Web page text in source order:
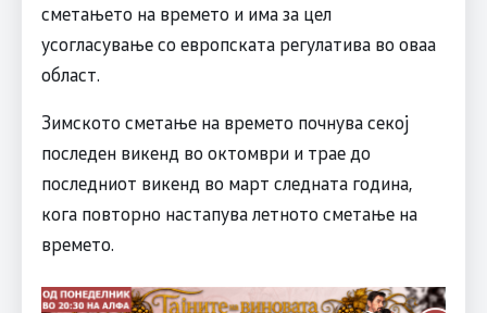
сметањето на времето и има за цел
усогласување со европската регулатива во оваа
област.
Зимското сметање на времето почнува секој
последен викенд во октомври и трае до
последниот викенд во март следната година,
кога повторно настапува летното сметање на
времето.